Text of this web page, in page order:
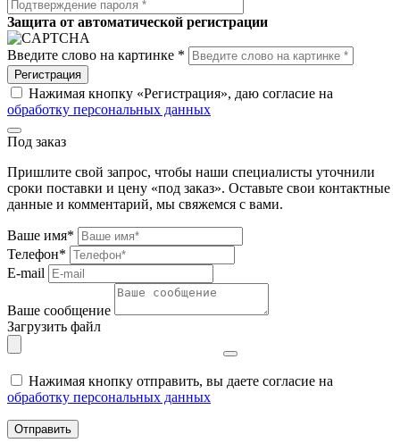
Защита от автоматической регистрации
Введите слово на картинке *
Регистрация
Нажимая кнопку «Регистрация», даю согласие на
обработку персональных данных
Под заказ
Пришлите свой запрос, чтобы наши специалисты уточнили
сроки поставки и цену «под заказ». Оставьте свои контактные
данные и комментарий, мы свяжемся с вами.
Ваше имя*
Телефон*
E-mail
Ваше сообщение
Загрузить файл
Нажимая кнопку отправить, вы даете согласие на
обработку персональных данных
Отправить